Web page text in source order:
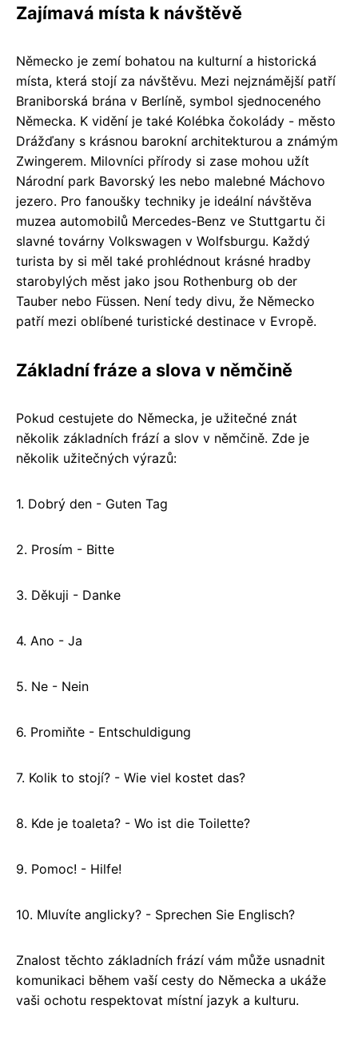
Zajímavá místa k návštěvě
Německo je zemí bohatou na kulturní a historická
místa, která stojí za návštěvu. Mezi nejznámější patří
Braniborská brána v Berlíně, symbol sjednoceného
Německa. K vidění je také Kolébka čokolády - město
Drážďany s krásnou barokní architekturou a známým
Zwingerem. Milovníci přírody si zase mohou užít
Národní park Bavorský les nebo malebné Máchovo
jezero. Pro fanoušky techniky je ideální návštěva
muzea automobilů Mercedes-Benz ve Stuttgartu či
slavné továrny Volkswagen v Wolfsburgu. Každý
turista by si měl také prohlédnout krásné hradby
starobylých měst jako jsou Rothenburg ob der
Tauber nebo Füssen. Není tedy divu, že Německo
patří mezi oblíbené turistické destinace v Evropě.
Základní fráze a slova v němčině
Pokud cestujete do Německa, je užitečné znát
několik základních frází a slov v němčině. Zde je
několik užitečných výrazů:
1. Dobrý den - Guten Tag
2. Prosím - Bitte
3. Děkuji - Danke
4. Ano - Ja
5. Ne - Nein
6. Promiňte - Entschuldigung
7. Kolik to stojí? - Wie viel kostet das?
8. Kde je toaleta? - Wo ist die Toilette?
9. Pomoc! - Hilfe!
10. Mluvíte anglicky? - Sprechen Sie Englisch?
Znalost těchto základních frází vám může usnadnit
komunikaci během vaší cesty do Německa a ukáže
vaši ochotu respektovat místní jazyk a kulturu.